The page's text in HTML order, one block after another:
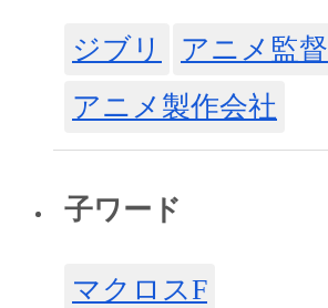
ジブリ
アニメ監督
アニメ製作会社
子ワード
マクロスF